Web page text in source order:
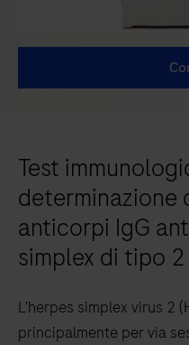
Test
determinazione
anticorpi IgG
simplex di tipo 2
L’herpes simplex virus 2
principalmente per via